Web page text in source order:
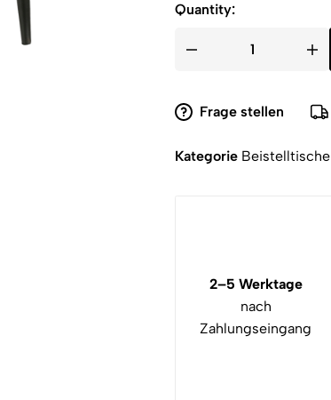
Quantity:
Frage stellen
Kategorie Beistelltische
2–5 Werktage
nach
Zahlungseingang